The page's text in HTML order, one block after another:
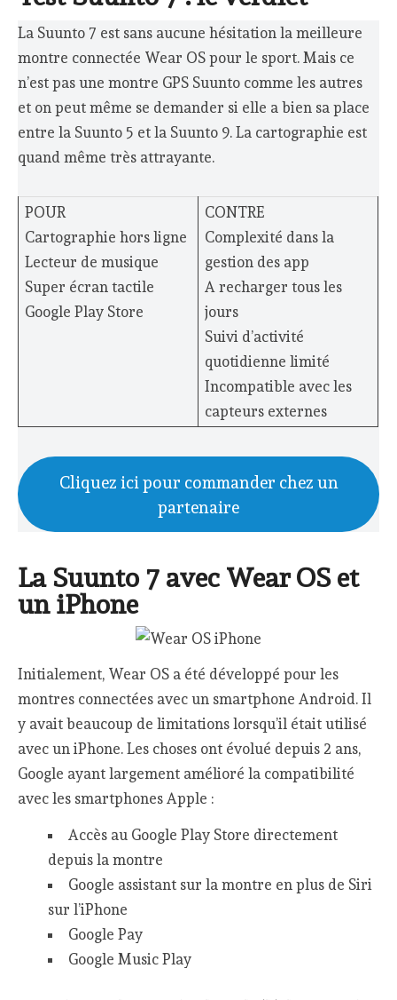
La Suunto 7 est sans aucune hésitation la meilleure
montre connectée Wear OS pour le sport. Mais ce
n’est pas une montre GPS Suunto comme les autres
et on peut même se demander si elle a bien sa place
entre la Suunto 5 et la Suunto 9. La cartographie est
quand même très attrayante.
POUR
Cartographie hors ligne
Lecteur de musique
Super écran tactile
Google Play Store
CONTRE
Complexité dans la
gestion des app
A recharger tous les
jours
Suivi d’activité
quotidienne limité
Incompatible avec les
capteurs externes
Cliquez ici pour commander chez un
partenaire
La Suunto 7 avec Wear OS et
un iPhone
Initialement, Wear OS a été développé pour les
montres connectées avec un smartphone Android. Il
y avait beaucoup de limitations lorsqu’il était utilisé
avec un iPhone. Les choses ont évolué depuis 2 ans,
Google ayant largement amélioré la compatibilité
avec les smartphones Apple :
Accès au Google Play Store directement
depuis la montre
Google assistant sur la montre en plus de Siri
sur l’iPhone
Google Pay
Google Music Play